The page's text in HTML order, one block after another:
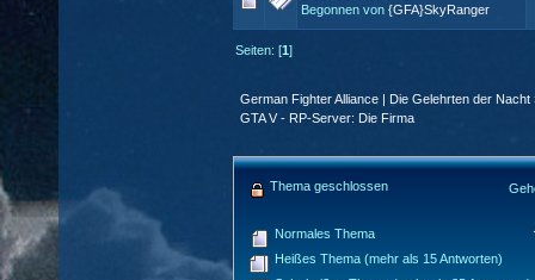
Begonnen von {GFA}SkyRanger
Seiten: [1]
German Fighter Alliance | Die Gelehrten der Nacht
GTA V - RP-Server: Die Firma
Normales Thema
Heißes Thema (mehr als 15 Antworten)
Thema geschlossen